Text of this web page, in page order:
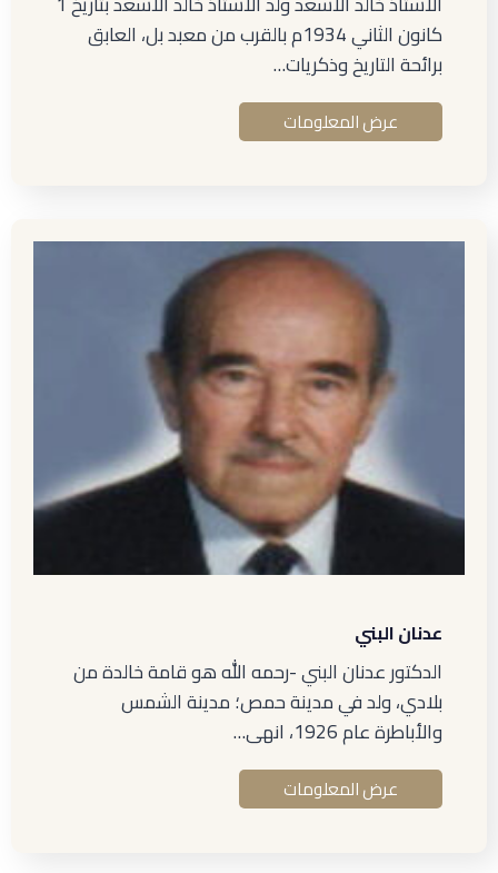
كانون الثاني 1934م بالقرب من معبد بل، العابق
برائحة التاريخ وذكريات…
عرض المعلومات
عدنان البني
الدكتور عدنان البني -رحمه الله هو قامة خالدة من
بلادي، ولد في مدينة حمص؛ مدينة الشمس
والأباطرة عام 1926، انهى…
عرض المعلومات